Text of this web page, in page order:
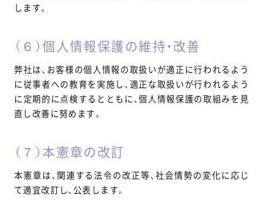
します。
（６）個人情報保護の維持・改善
弊社は、お客様の個人情報の取扱いが適正に行われるよう
に従事者への教育を実施し、適正な取扱いが行われるよう
に定期的に点検するとともに、個人情報保護の取組みを見
直し改善に努めます。
（７）本憲章の改訂
本憲章は、関連する法令の改正等、社会情勢の変化に応じ
て適宜改訂し、公表します。